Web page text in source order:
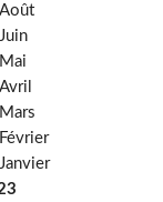
Août
Juin
Mai
Avril
Mars
Février
Janvier